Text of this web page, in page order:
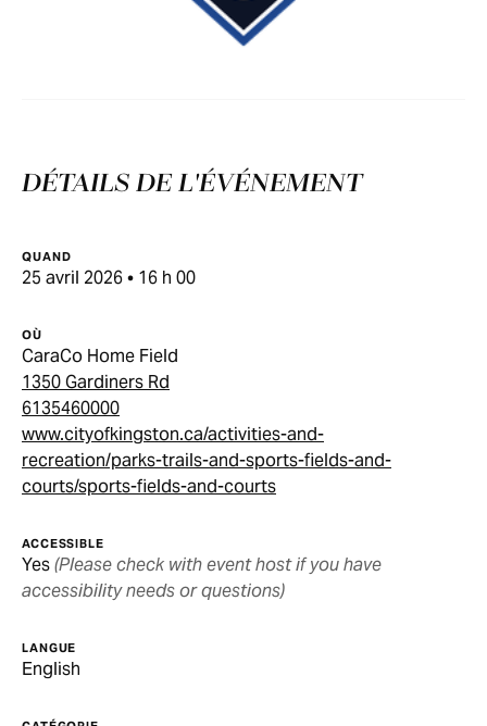
DÉTAILS DE L'ÉVÉNEMENT
QUAND
25 avril 2026 • 16 h 00
OÙ
CaraCo Home Field
1350 Gardiners Rd
6135460000
www.cityofkingston.ca/activities-and-
recreation/parks-trails-and-sports-fields-and-
courts/sports-fields-and-courts
ACCESSIBLE
Yes(Please check with event host if you have
accessibility needs or questions)
LANGUE
English